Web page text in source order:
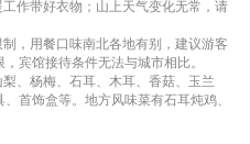
作带好衣物；山上天气变化无常，请
，用餐口味南北各地有别，建议游客
宾馆接待条件无法与城市相比。
、杨梅、石耳、木耳、香菇、玉兰
首饰盒等。地方风味菜有石耳炖鸡、